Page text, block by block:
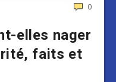
0
elles nager
faits et